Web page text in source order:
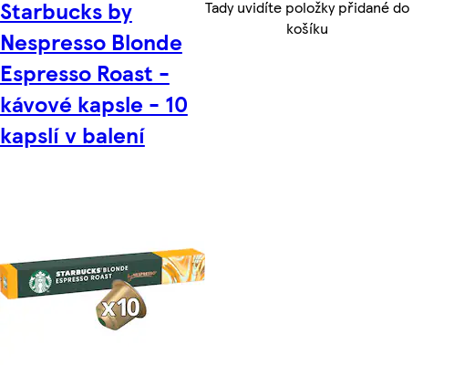
Starbucks by
Nespresso Blonde
Espresso Roast -
kávové kapsle - 10
kapslí v balení
Tady uvidíte položky přidané do
košíku